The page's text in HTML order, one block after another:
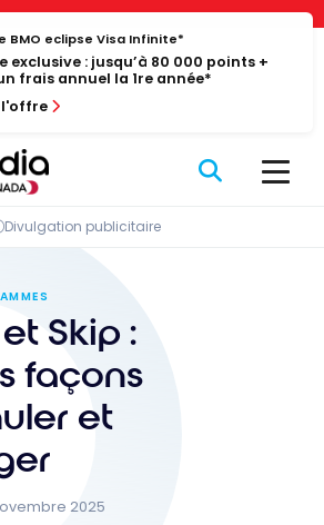
des cookies
BMO eclipse Visa Infinite*
exclusive : jusqu’à 80 000 points +
frais annuel la 1re année*
l'offre
Divulgation publicitaire
Skip :
façons
et
2025